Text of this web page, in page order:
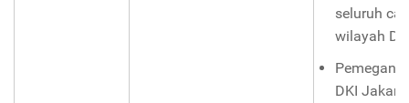
seluruh
wilayah
Pemegang
DKI